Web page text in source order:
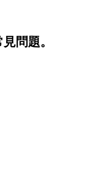
問題。